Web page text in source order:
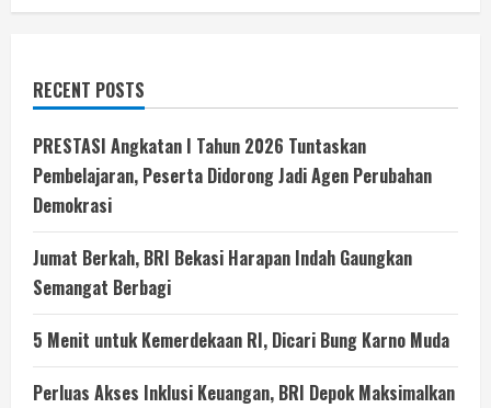
RECENT POSTS
PRESTASI Angkatan I Tahun 2026 Tuntaskan
Pembelajaran, Peserta Didorong Jadi Agen Perubahan
Demokrasi
Jumat Berkah, BRI Bekasi Harapan Indah Gaungkan
Semangat Berbagi
5 Menit untuk Kemerdekaan RI, Dicari Bung Karno Muda
Perluas Akses Inklusi Keuangan, BRI Depok Maksimalkan